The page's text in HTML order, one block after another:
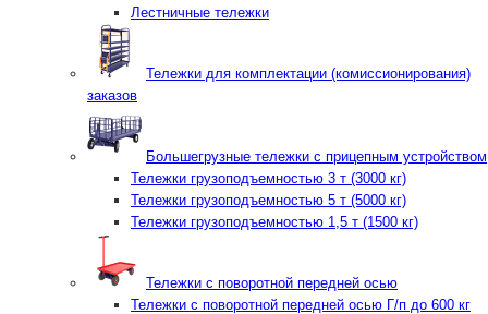
Лестничные тележки
Тележки для комплектации (комиссионирования)
заказов
Большегрузные тележки с прицепным устройством
Тележки грузоподъемностью 3 т (3000 кг)
Тележки грузоподъемностью 5 т (5000 кг)
Тележки грузоподъемностью 1,5 т (1500 кг)
Тележки с поворотной передней осью
Тележки с поворотной передней осью Г/п до 600 кг